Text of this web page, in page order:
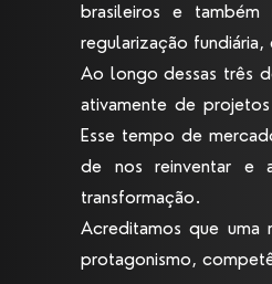
brasileiros e
regularização
Ao longo dessas três
ativamente de
Esse tempo de
de nos reinventar e
transformação.
Acreditamos que
protagonismo,